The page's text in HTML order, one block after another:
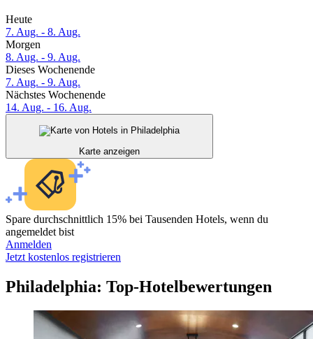
Heute
7. Aug. - 8. Aug.
Morgen
8. Aug. - 9. Aug.
Dieses Wochenende
7. Aug. - 9. Aug.
Nächstes Wochenende
14. Aug. - 16. Aug.
Karte anzeigen
Spare durchschnittlich 15% bei Tausenden Hotels, wenn du
angemeldet bist
Anmelden
Jetzt kostenlos registrieren
Philadelphia: Top-Hotelbewertungen